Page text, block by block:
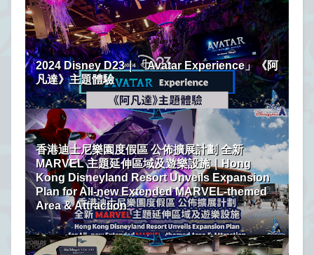
2024 Disney D23｜「Avatar Experience」《阿
凡達》主題體驗
香港迪士尼樂園度假區 公佈擴展計劃 全新
MARVEL 主題延伸區域及遊樂設施｜Hong
Kong Disneyland Resort Unveils Expansion
Plan for All-new Extended MARVEL-themed
Area & Attraction